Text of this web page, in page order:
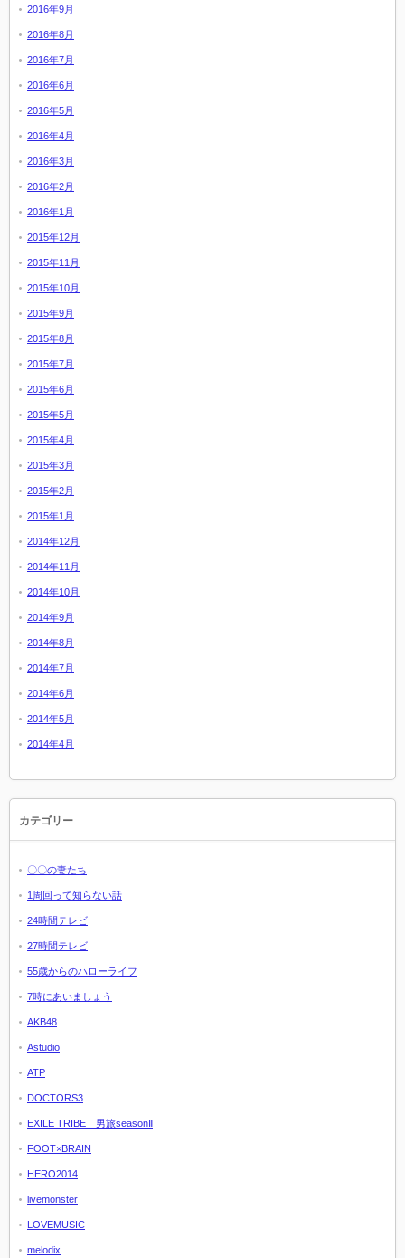
2016年9月
2016年8月
2016年7月
2016年6月
2016年5月
2016年4月
2016年3月
2016年2月
2016年1月
2015年12月
2015年11月
2015年10月
2015年9月
2015年8月
2015年7月
2015年6月
2015年5月
2015年4月
2015年3月
2015年2月
2015年1月
2014年12月
2014年11月
2014年10月
2014年9月
2014年8月
2014年7月
2014年6月
2014年5月
2014年4月
カテゴリー
〇〇の妻たち
1周回って知らない話
24時間テレビ
27時間テレビ
55歳からのハローライフ
7時にあいましょう
AKB48
Astudio
ATP
DOCTORS3
EXILE TRIBE 男旅seasonⅡ
FOOT×BRAIN
HERO2014
livemonster
LOVEMUSIC
melodix